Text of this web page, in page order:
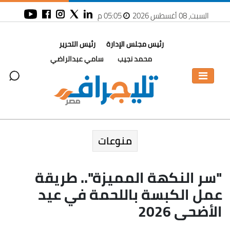
السبت، 08 أغسطس 2026 05:05 م
رئيس مجلس الإدارة
محمد نجيب
رئيس التحرير
سامي عبدالراضي
منوعات
"سر النكهة المميزة".. طريقة
عمل الكبسة باللحمة في عيد
الأضحى 2026